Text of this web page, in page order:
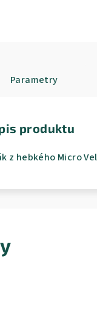
Parametry
produktu
z hebkého Micro